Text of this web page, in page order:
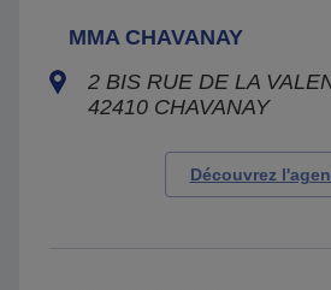
MMA CHAVANAY
2 BIS RUE DE LA
42410 CHAVANAY
Découvrez